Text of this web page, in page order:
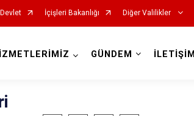
İçişleri Bakanlığı Diğer Valilikler
GÜNDEM İLETİŞİM